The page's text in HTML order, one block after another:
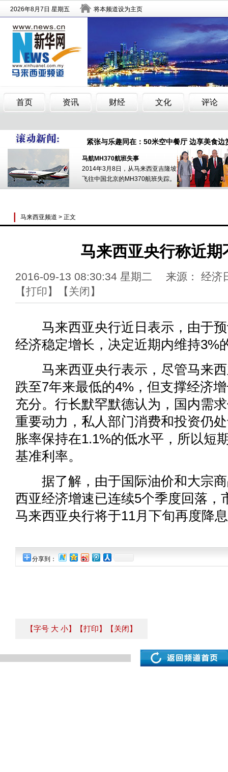
马来西亚举行第21届巴西古当国际风筝节
紧张与乐趣同在：50米空中餐厅 边享美食边
马来西亚举行第21届巴西古当国际风筝节
马来西亚槟城植物园现疑日军遗迹 或为申遗
紧张与乐趣同在：50米空中餐厅 边享美食边
马航MH370航班失事
2014年3月8日，从马来西亚吉隆坡
飞往中国北京的MH370航班失踪。
马来西亚频道 > 正文
马来西亚央行称近期
2016-09-13 08:30:34 星期二 来源： 经
【打印 】【关闭 】
马来西亚央行近日表示，由于预
经济稳定增长，决定近期内维持3%
马来西亚央行表示，尽管马来西
跌至7年来最低的4%，但支撑经济
充分。行长默罕默德认为，国内需
重要动力，私人部门消费和投资仍
胀率保持在1.1%的低水平，所以短
基准利率。
据了解，由于国际油价和大宗商
西亚经济增速已连续5个季度回落，
马来西亚央行将于11月下旬再度降
分享到：
【字号 大 小】 【打印】 【关闭】